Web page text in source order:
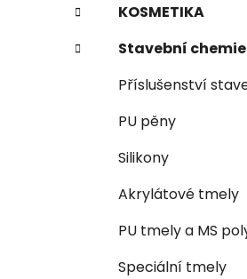
r
a
o
r
KOSMETIKA
Stavební chemie
Příslušenství
PU pěny
Silikony
Akrylátové tmely
PU tmely a MS
Speciální tmely